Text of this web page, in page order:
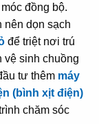
đồng bộ.
nên dọn sạch
để triệt nơi trú
vệ sinh chuồng
tư thêm máy
(bình xịt điện)
chăm sóc